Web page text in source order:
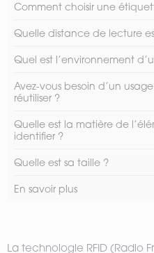
Comment choisir une
Quelle distance de lecture
Quel est l’environnement
Avez-vous besoin d’un
réutiliser ?
Quelle est la matière de
identifier ?
Quelle est sa taille ?
En savoir plus
La technologie RFID (Radio